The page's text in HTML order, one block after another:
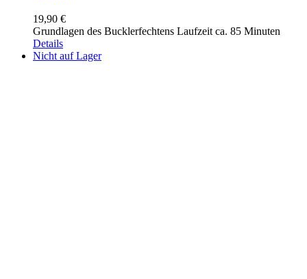
19,90 €
Grundlagen des Bucklerfechtens Laufzeit ca. 85 Minuten
Details
Nicht auf Lager